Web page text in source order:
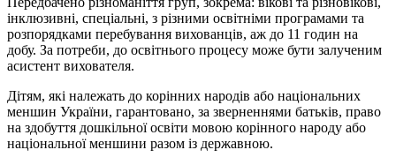
інклюзивні, спеціальні, з різними освітніми програмами та
розпорядками перебування вихованців, аж до 11 годин на
добу. За потреби, до освітнього процесу може бути залученим
асистент вихователя.
Дітям, які належать до корінних народів або національних
меншин України, гарантовано, за зверненнями батьків, право
на здобуття дошкільної освіти мовою корінного народу або
національної меншини разом із державною.